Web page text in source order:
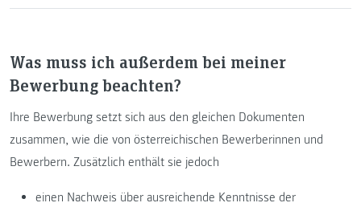
Was muss ich außerdem bei meiner
Bewerbung beachten?
Ihre Bewerbung setzt sich aus den gleichen Dokumenten
zusammen, wie die von österreichischen Bewerberinnen und
Bewerbern. Zusätzlich enthält sie jedoch
einen Nachweis über ausreichende Kenntnisse der